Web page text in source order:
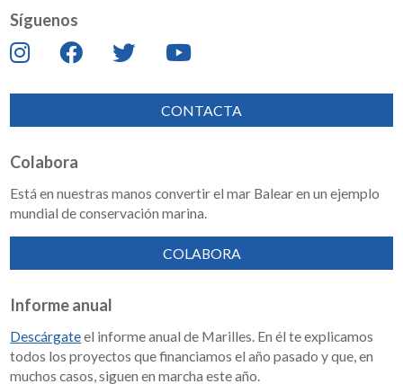
Síguenos
CONTACTA
Colabora
Está en nuestras manos convertir el mar Balear en un ejemplo
mundial de conservación marina.
COLABORA
Informe anual
Descárgateel informe anual de Marilles. En él te explicamos
todos los proyectos que financiamos el año pasado y que, en
muchos casos, siguen en marcha este año.